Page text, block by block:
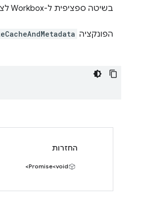
בשיטה ספציפית ל-Workbox לצורך ניקוי.
הפונקציה
החזרות
Promise<void>